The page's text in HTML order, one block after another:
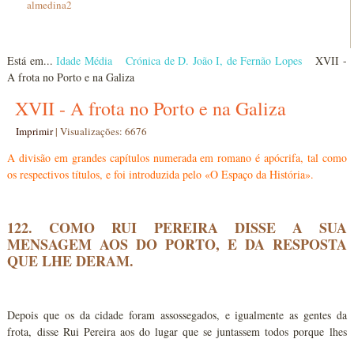
Está em...Idade Média Crónica de D. João I, de Fernão Lopes
XVII -
A frota no Porto e na Galiza
XVII - A frota no Porto e na Galiza
Imprimir|Visualizações: 6676
A divisão em grandes capítulos numerada em romano é apócrifa, tal como
os respectivos títulos, e foi introduzida pelo «O Espaço da História».
122. COMO RUI PEREIRA DISSE A SUA
MENSAGEM AOS DO PORTO, E DA RESPOSTA
QUE LHE DERAM.
Depois que os da cidade foram assossegados, e igualmente as gentes da
frota, disse Rui Pereira aos do lugar que se juntassem todos porque lhes